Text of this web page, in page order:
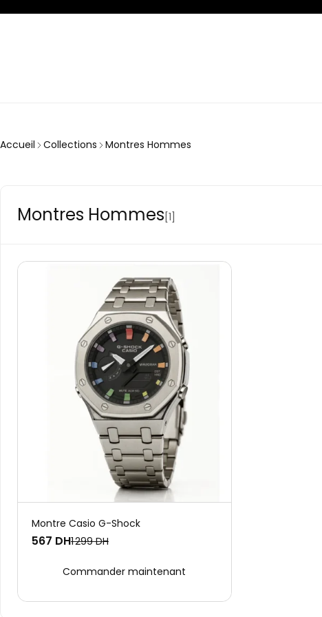
Accueil Collections Montres Hommes
Montres Hommes [1]
Montre Casio G-Shock
567 DH1 299 DH